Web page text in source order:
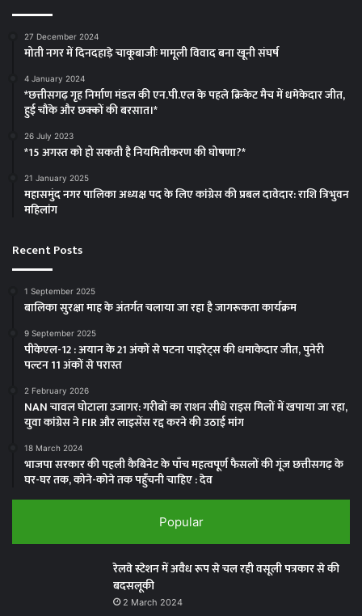
कांग्रेस
लाइसेंस
करने
उठाई
27 December 2024
मोती नगर में दिनदहाड़े चाकूबाजीः मामूली विवाद बना खूनी संघर्ष
4 January 2024
*छत्तीसगढ़ गृह निर्माण मंडल की एन.पी.एल के पहले क्रिकेट मैच में धमेकेदार जीत,
हुई चौंके और छक्कों की बरसात।*
26 July 2023
*15 अगस्त को हो सकती है नियमितीकरण की घोषणा?*
21 January 2025
महासमुंद नगर पालिका अध्यक्ष पद के लिए कांग्रेस की प्रबल दावेदार: राशि त्रिभुवन
महिलांग
Recent Posts
1 September 2025
बालिका सुरक्षा माह के अंतर्गत चलाया जा रहा है जागरूकता कार्यक्रम
9 September 2025
पीकेएल-12 : अयान के 21 अंकों से पटना पाइरेट्स की धमाकेदार जीत, पुनेरी
पल्टन 11 अंकों से परास्त
2 February 2026
NAN चावल घोटाला उजागर: गरीबों का राशन सीधे राइस मिलों में खपाया जा रहा,
युवा कांग्रेस ने FIR और लाइसेंस रद्द करने की उठाई मांग
18 March 2024
भाजपा सरकार की पहली कैबिनेट के पाँच महत्वपूर्ण फैसलों की गूंज छत्तीसगढ़ के
घर-घर तक, कोने-कोने तक पहुँचनी चाहिए : देव
Popular
रेलवे स्टेशन में अवैध रूप से चल रही वसूली पत्रकार से की
बदसलूकी
2 March 2024